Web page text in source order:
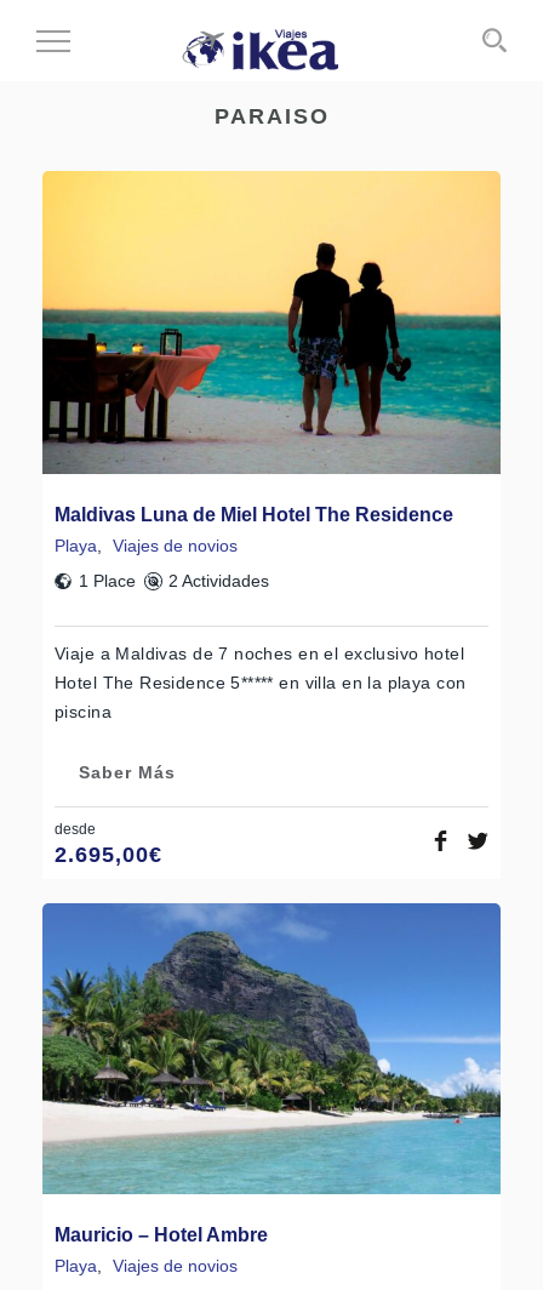
Cambiar
PARAISO
Maldivas Luna de Miel Hotel The Residence
Playa
Viajes de novios
1 Place
2 Actividades
Viaje a Maldivas de 7 noches en el exclusivo hotel
Hotel The Residence 5***** en villa en la playa con
piscina
Saber Más
desde
2.695,00€
Mauricio – Hotel Ambre
Playa,
Viajes de novios